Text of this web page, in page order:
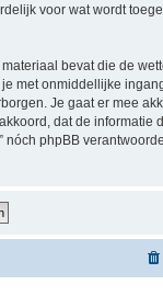
voor wat wordt
bevat die de
met onmiddellijke
Je gaat er mee
dat de informatie
phpBB